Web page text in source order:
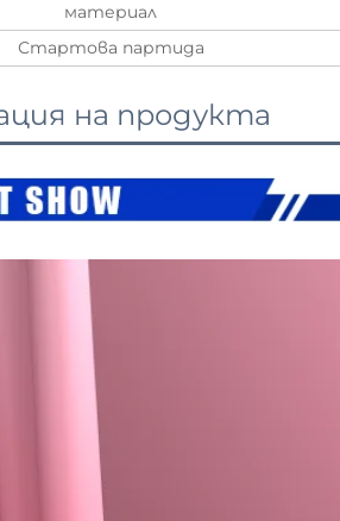
материал
Стартова партида
на продукта